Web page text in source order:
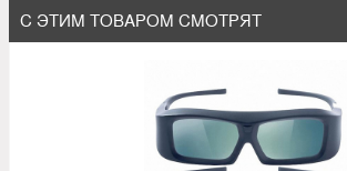
С ЭТИМ ТОВАРОМ СМОТРЯТ